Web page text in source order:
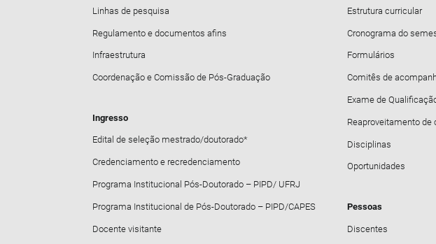
Linhas de pesquisa
Regulamento e documentos afins
Infraestrutura
Coordenação e Comissão de Pós-Graduação
Ingresso
Edital de seleção mestrado/doutorado*
Credenciamento e recredenciamento
Programa Institucional Pós-Doutorado – PIPD/ UFRJ
Programa Institucional de Pós-Doutorado – PIPD/CAPES
Docente visitante
Estrutura curricular
Cronograma do
Formulários
Comitês de
Exame de
Reaproveitamento de
Disciplinas
Oportunidades
Pessoas
Discentes